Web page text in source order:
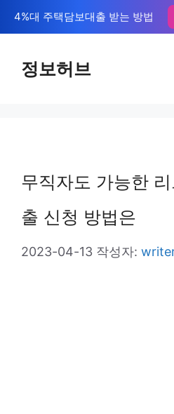
텐
4%대 주택담보대출 받는 방법
정보허브
무직자도 가능한
출 신청 방법은
2023-04-13 작성자: